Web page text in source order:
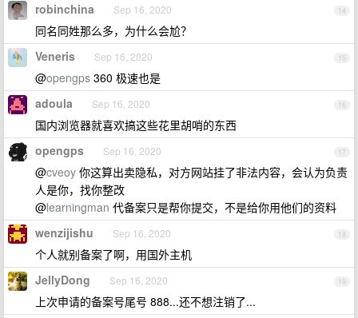
14
robinchina Sep 16, 2020
同名同姓那么多，为什么会尬？
15
Veneris Sep 16, 2020
@opengps 360 极速也是
16
adoula Sep 16, 2020
国内浏览器就喜欢搞这些花里胡哨的东西
17
opengps Sep 16, 2020
@cveoy 你这算出卖隐私，对方网站挂了非法内容，会认为负责
人是你，找你整改
@learningman 代备案只是帮你提交，不是给你用他们的资料
18
wenzijishu Sep 16, 2020
个人就别备案了啊，用国外主机
19
JellyDong Sep 16, 2020
上次申请的备案号尾号 888...还不想注销了...